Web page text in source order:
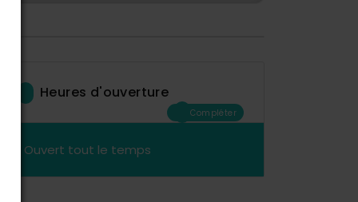
Heures d'ouverture
Compléter
Ouvert tout le temps